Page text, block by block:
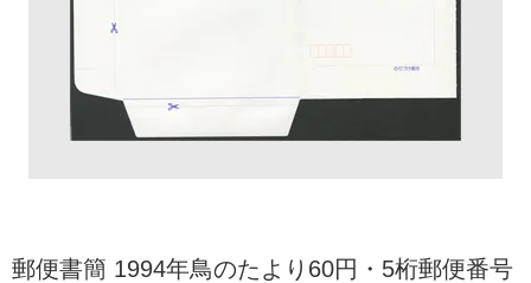
郵便書簡 1994年鳥のたより60円・5桁郵便番号